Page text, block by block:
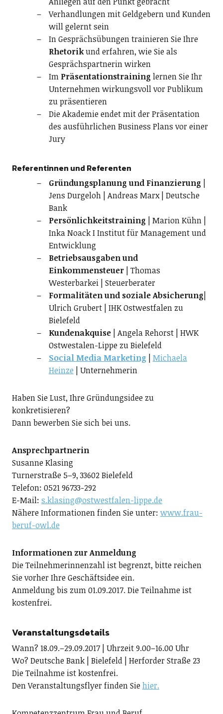
Verhandlungen mit Geldgebern und Kunden
will gelernt sein
In Gesprächsübungen trainieren Sie Ihre
Rhetorikund erfahren, wie Sie als
Gesprächspartnerin wirken
Im Präsentationstraining lernen Sie Ihr
Unternehmen wirkungsvoll vor Publikum
zu präsentieren
Die Akademie endet mit der Präsentation
des ausführlichen Business Plans vor einer
Jury
Referentinnen und Referenten
Gründungsplanung und Finanzierung
Jens Durgeloh | Andreas Marx | Deutsche
Bank
Persönlichkeitstraining | Marion Kühn |
Inka Noack I Institut für Management und
Entwicklung
Betriebsausgaben und
Einkommensteuer| Thomas
Westerbarkei | Steuerberater
Formalitäten und soziale Absicherung
Ulrich Grubert | IHK Ostwestfalen zu
Bielefeld
Kundenakquise| Angela Rehorst | HWK
Ostwestalen-Lippe zu Bielefeld
Social Media Marketing
Michaela
Heinze | Unternehmerin
Haben Sie Lust, Ihre Gründungsidee zu
konkretisieren?
Dann bewerben Sie sich bei uns.
Ansprechpartnerin
Susanne Klasing
Turnerstraße 5–9, 33602 Bielefeld
Telefon: 0521 96733-292
E-Mail: s.klasing@ostwestfalen-lippe.de
Nähere Informationen finden Sie unter: www.frau-
beruf-owl.de
Informationen zur Anmeldung
Die Teilnehmerinnenzahl ist begrenzt, bitte reichen
Sie vorher Ihre Geschäftsidee ein.
Anmeldung bis zum 01.09.2017. Die Teilnahme ist
kostenfrei.
Veranstaltungsdetails
Wann? 18.09.–29.09.2017 | Uhrzeit 9.00–16.00 Uhr
Wo? Deutsche Bank | Bielefeld | Herforder Straße 23
Die Teilnahme ist kostenfrei.
Den Veranstaltungsflyer finden Siehier.